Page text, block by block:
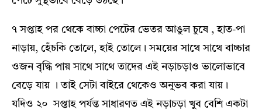
৭ সপ্তাহ পর থেকে বাচ্চা পেটের ভেতর আঙুল চুষে , হাত-পা
নাড়ায়, হেঁচকি তোলে, হাই তোলে। সময়ের সাথে সাথে বাচ্চার
ওজন বৃদ্ধি পায় সাথে সাথে তাদের এই নড়াচড়াও ভালোভাবে
বেড়ে যায় । তাই সেটা বাইরে থেকেও অনুভব করা যায়।
যদিও ২০ সপ্তাহ পর্যন্ত সাধারণত এই নড়াচড়া খুব বেশি একটা